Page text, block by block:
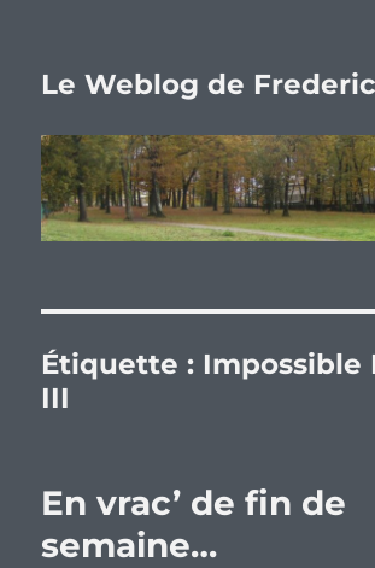
Le Weblog de
Étiquette : Impossible
III
En vrac’ de fin de
semaine…